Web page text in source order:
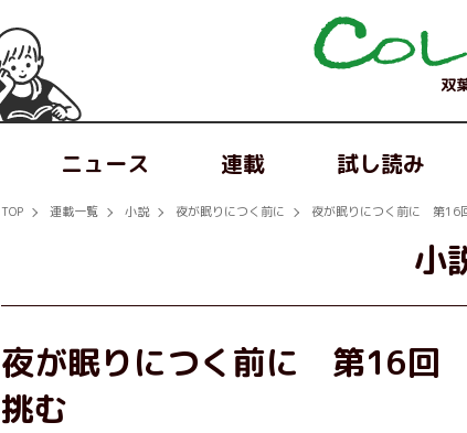
双
ニュース 連載 試し読み
TOP 連載一覧 小説 夜が眠りにつく前に 夜が眠りにつく前に 第16
小
夜が眠りにつく前に 第16回
挑む